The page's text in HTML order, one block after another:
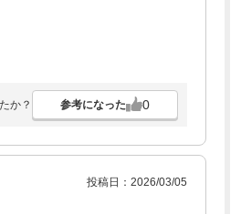
か？ 参考になった 0
投稿日：2026/03/05